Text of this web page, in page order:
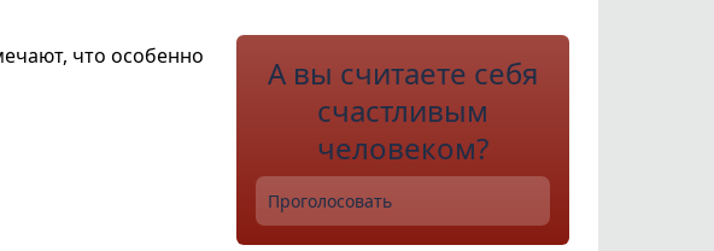
что особенно
А вы считаете себя
счастливым
человеком?
Проголосовать